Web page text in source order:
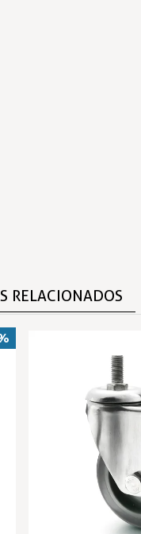
RELACIONADOS